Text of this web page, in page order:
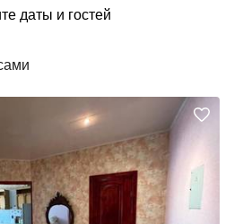
даты и гостей